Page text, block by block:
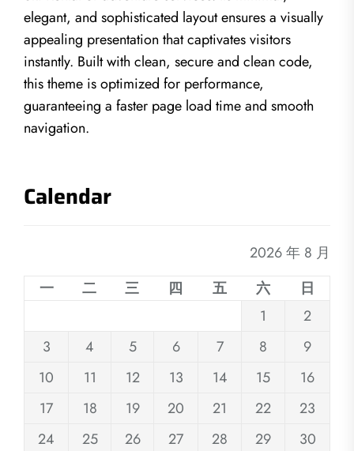
elegant, and sophisticated layout ensures a visually
appealing presentation that captivates visitors
instantly. Built with clean, secure and clean code,
this theme is optimized for performance,
guaranteeing a faster page load time and smooth
navigation.
Calendar
2026 年 8 月
一
二 三 四 五 六
日
1
2
3
4 5 6 7 8
9
10
11 12 13 14 15
16
17
18 19 20 21 22
23
24
25 26 27 28 29
30